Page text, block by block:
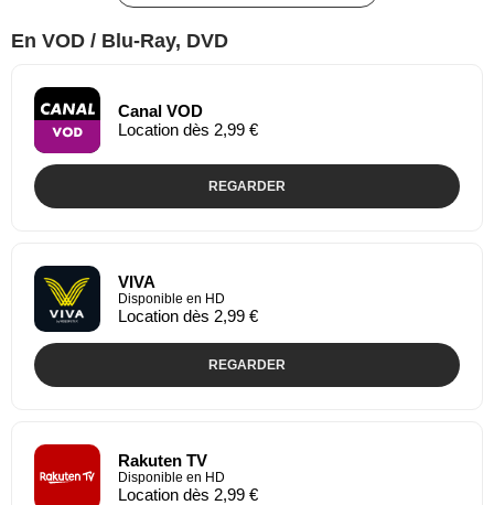
En VOD / Blu-Ray, DVD
Canal VOD
Location dès 2,99 €
REGARDER
VIVA
Disponible en HD
Location dès 2,99 €
REGARDER
Rakuten TV
Disponible en HD
Location dès 2,99 €